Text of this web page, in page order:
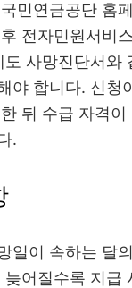
민연금공단 홈
전자민원서비
사망진단서와
야 합니다. 신청
뒤 수급 자격이
.
일이 속하는 달
늦어질수록 지급